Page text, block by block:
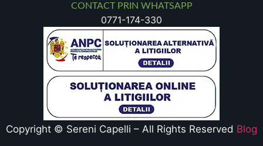
CONTACT PRIN WHATSAPP
0771-174-330
Copyright © Sereni Capelli – All Rights Reserved Blog